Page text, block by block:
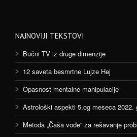
NAJNOVIJI TEKSTOVI
Bučni TV iz druge dimenzije
12 saveta besmrtne Lujze Hej
Opasnost mentalne manipulacije
Astrološki aspekti 5.og meseca 2022.
Metoda „Čaša vode“ za rešavanje